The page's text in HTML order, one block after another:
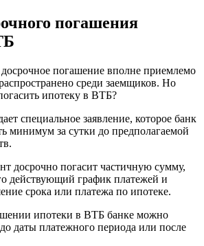
погашения
погашение вполне приемлемо
среди заемщиков. Но
ипотеку в ВТБ?
специальное заявление, которое банк
минимум за сутки до предполагаемой
досрочно погасит частичную сумму,
действующий график платежей и
срока или платежа по ипотеке.
ипотеки в ВТБ банке можно
даты платежного периода или после